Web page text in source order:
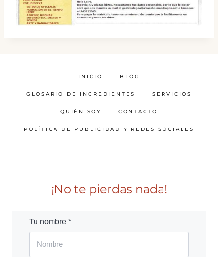
INICIO BLOG
GLOSARIO DE INGREDIENTES SERVICIOS
QUIÉN SOY CONTACTO
POLÍTICA DE PUBLICIDAD Y REDES SOCIALES
¡No te pierdas nada!
Tu nombre *